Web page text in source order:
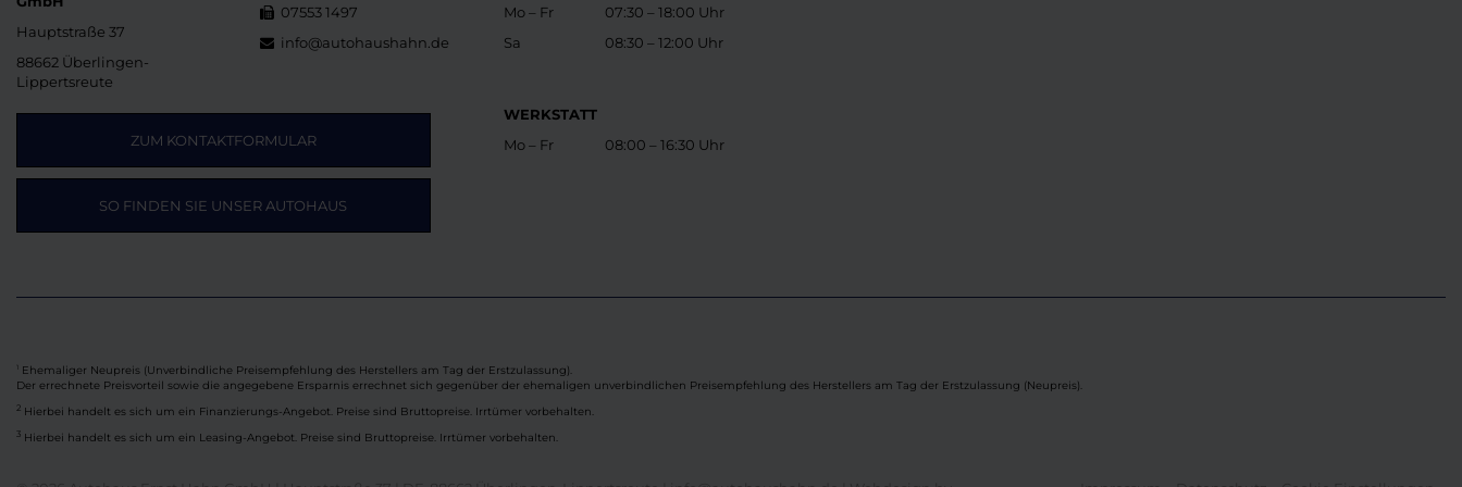
Hauptstraße 37
88662 Überlingen-
Lippertsreute
07553 1497
info@autohaushahn.de
ZUM KONTAKTFORMULAR
SO FINDEN SIE UNSER AUTOHAUS
Mo – Fr
Sa
07:30 – 18:00 Uhr
08:30 – 12:00 Uhr
WERKSTATT
Mo – Fr
08:00 – 16:30 Uhr
Ehemaliger Neupreis (Unverbindliche Preisempfehlung des Herstellers am Tag der Erstzulassung).
Der errechnete Preisvorteil sowie die angegebene Ersparnis errechnet sich gegenüber der ehemaligen unverbindlichen Preisempfehlung des Herstellers am Tag der Erstzulassung (Neupreis).
2 Hierbei handelt es sich um ein Finanzierungs-Angebot. Preise sind Bruttopreise. Irrtümer vorbehalten.
3 Hierbei handelt es sich um ein Leasing-Angebot. Preise sind Bruttopreise. Irrtümer vorbehalten.